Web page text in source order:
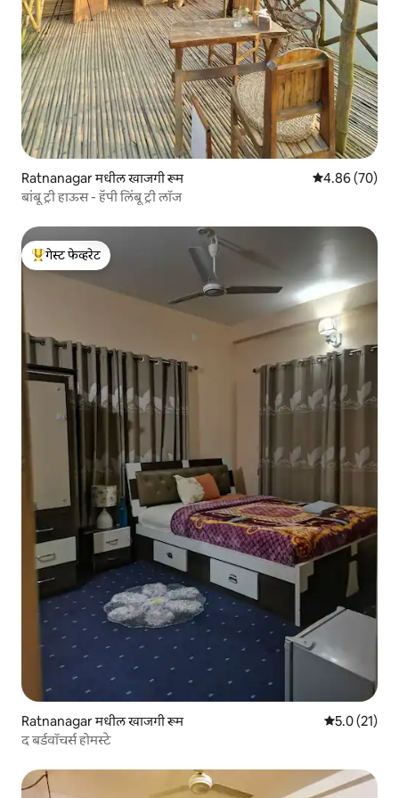
Ratnanagar मधील खाजगी रूम 5 पैकी 4.86
4.86 (70)
बांबू ट्री हाऊस - हॅपी लिंबू ट्री लॉज
टॉप गेस्ट फेव्हरेट
गेस्ट फेव्हरेट
Ratnanagar मधील खाजगी रूम 5 पैकी 5.0
5.0 (21)
द बर्डवॉचर्स होमस्टे